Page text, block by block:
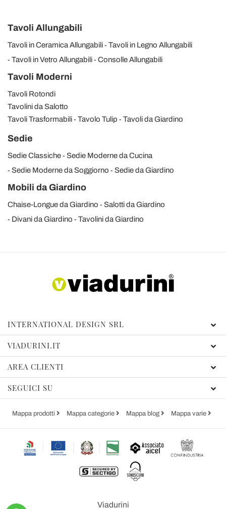
Tavoli Allungabili
Tavoli in Ceramica Allungabili
Tavoli in Legno Allungabili
Tavoli in Vetro Allungabili
Consolle Allungabili
Tavoli Moderni
Tavoli Rotondi
Tavolini da Salotto
Tavoli Trasformabili
Tavolo Tulip Tavoli da Giardino
Sedie
Sedie Classiche
Sedie Moderne da Cucina
Sedie Moderne da Soggiorno
Sedie da Giardino
Mobili da Giardino
Chaise-Longue da Giardino
Salotti da Giardino
Divani da Giardino
Tavolini da Giardino
INTERNATIONAL DESIGN SRL
VIADURINI.IT
AREA CLIENTI
SEGUICI SU
Mappa prodotti Mappa categorie Mappa blog Mappa varie
Viadurini